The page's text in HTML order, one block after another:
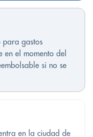
para gastos
en el momento del
si no se
en la ciudad de